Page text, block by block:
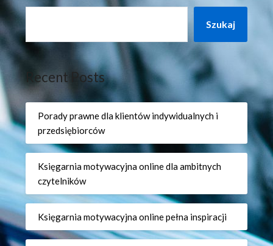
Szukaj
Recent Posts
Porady prawne dla klientów indywidualnych i
przedsiębiorców
Księgarnia motywacyjna online dla ambitnych
czytelników
Księgarnia motywacyjna online pełna inspiracji